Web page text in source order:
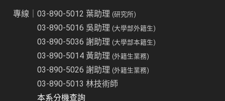
專線｜03-890-5012 葉助理(研究所)
03-890-5016 吳助理(大學部外籍生)
03-890-5036 謝助理(大學部本籍生)
03-890-5014 黃助理(外籍生業務)
03-890-5026 謝助理(外籍生業務)
03-890-5013 林技術師
本系分機查詢